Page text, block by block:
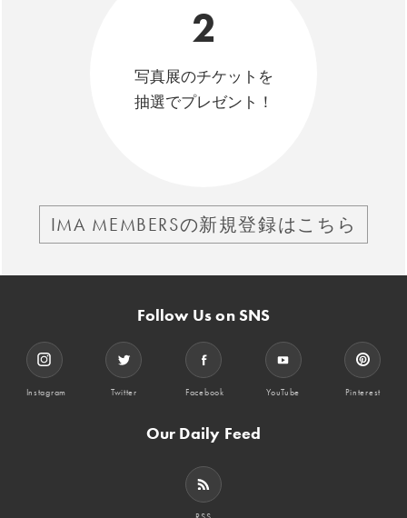
2
写真展のチケットを
抽選でプレゼント！
IMA MEMBERSの新規登録はこちら
Follow Us on SNS
Instagram Twitter Facebook YouTube Pinterest
Our Daily Feed